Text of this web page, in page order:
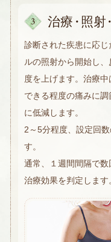
治療・ 照射・
診断された疾患に応
ルの照射から開始し
度を上げます。治療
できる程度の痛みに
に低減します。
2～5分程度、設定回
す。
通常、１週間間隔で
治療効果を判定します